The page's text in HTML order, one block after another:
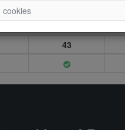
43
cookies